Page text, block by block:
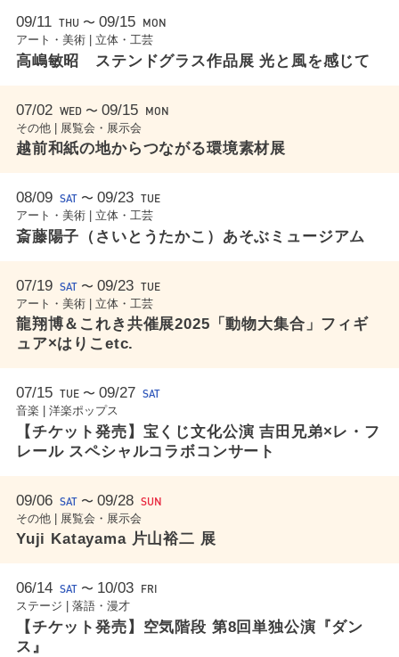
09/11 THU 〜 09/15
MON
アート・美術 | 立体・工芸
高嶋敏昭 ステンドグラス作品展 光と風を感じて
07/02 WED〜 09/15
MON
その他 | 展覧会・展示会
越前和紙の地からつながる環境素材展
08/09 SAT〜 09/23 TUE
アート・美術 | 立体・工芸
斎藤陽子（さいとうたかこ）あそぶミュージアム
07/19 SAT〜 09/23 TUE
アート・美術 | 立体・工芸
龍翔博＆これき共催展2025「動物大集合」フィギ
ュア×はりこetc.
07/15 TUE〜 09/27 SAT
音楽 | 洋楽ポップス
【チケット発売】宝くじ文化公演 吉田兄弟×レ・フ
レール スペシャルコラボコンサート
09/06 SAT〜 09/28 SUN
その他 | 展覧会・展示会
Yuji Katayama 片山裕二 展
06/14 SAT〜 10/03
FRI
ステージ | 落語・漫才
【チケット発売】空気階段 第8回単独公演『ダン
ス』